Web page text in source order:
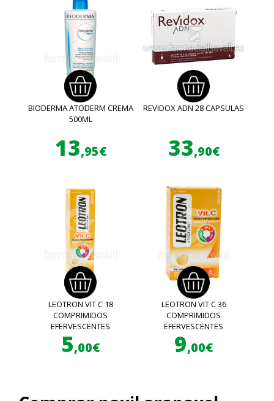
BIODERMA ATODERM CREMA
500ML
13,95€
REVIDOX ADN 28 CAPSULAS
33,90€
LEOTRON VIT C 18
COMPRIMIDOS
EFERVESCENTES
5,00€
LEOTRON VIT C 36
COMPRIMIDOS
EFERVESCENTES
9,00€